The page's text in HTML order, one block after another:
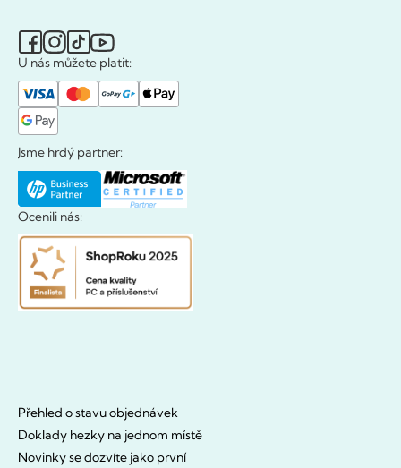
U nás můžete platit:
Jsme hrdý partner:
Ocenili nás:
Přehled o stavu objednávek
Doklady hezky na jednom místě
Novinky se dozvíte jako první